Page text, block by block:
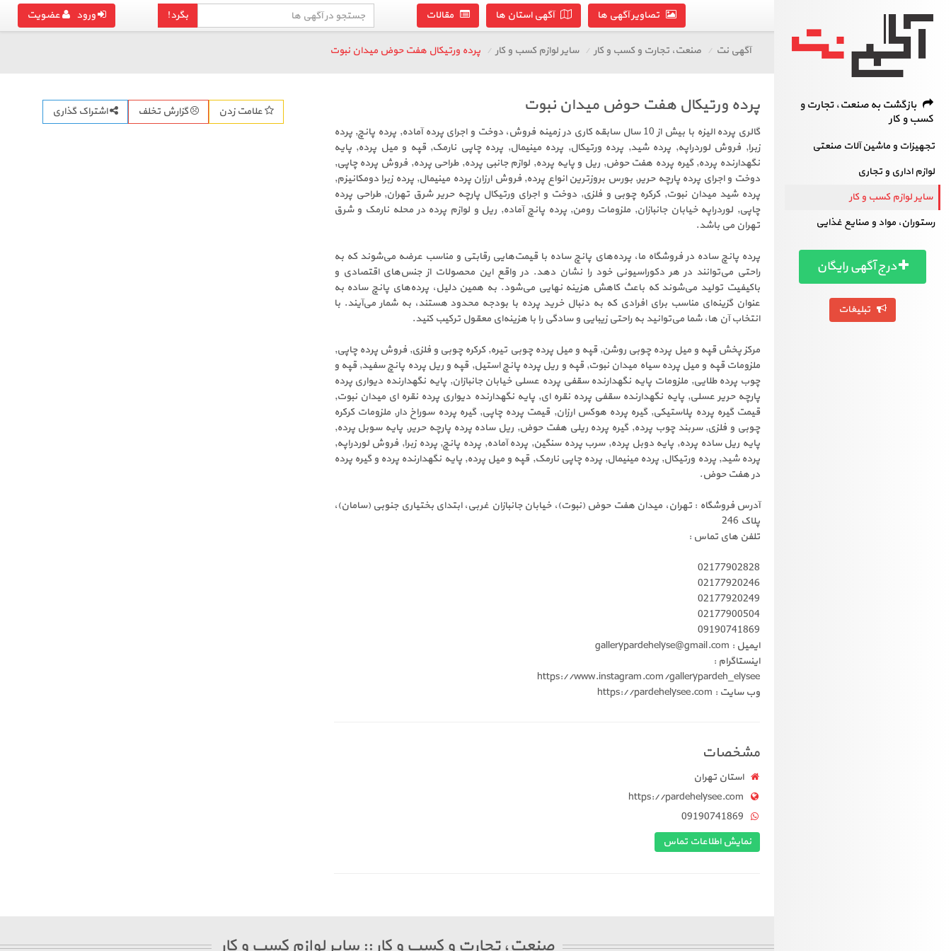
ورود عضویت بگرد! تصاویر آگهی ها آگهی استان ها مقالات
بازگشت به صنعت، تجارت و
کسب و کار
تجهیزات و ماشین آلات صنعتی
لوازم اداری و تجاری
سایر لوازم کسب و کار
رستوران، مواد و صنایع غذایی
درج آگهی رایگان
تبلیغات
آگهی نت صنعت، تجارت و کسب و کار سایر لوازم کسب و کار پرده ورتیکال هفت حوض میدان نبوت
پرده ورتیکال هفت حوض میدان نبوت
گالری پرده الیزه با بیش از 10 سال سابقه کاری در زمینه فروش، دوخت و اجرای پرده آماده, پرده پانچ, پرده
زبرا, فروش لوردراپه, پرده شید, پرده ورتیکال, پرده مینیمال, پرده چاپی نارمک, قپه و میل پرده, پایه
نگهدارنده پرده, گیره پرده هفت حوض, ریل و پایه پرده, لوازم جانبی پرده, طراحی پرده, فروش پرده چاپی,
دوخت و اجرای پرده پارچه حریر, بورس بروزترین انواع پرده, فروش ارزان پرده مینیمال, پرده زبرا دومکانیزم,
پرده شید میدان نبوت, کرکره چوبی و فلزی, دوخت و اجرای ورتیکال پارچه حریر شرق تهران, طراحی پرده
چاپی, لوردراپه خیابان جانبازان, ملزومات رومن, پرده پانچ آماده, ریل و لوازم پرده در محله نارمک و شرق
تهران می باشد.
پرده پانچ ساده در فروشگاه ما، پرده‌های پانچ ساده با قیمت‌هایی رقابتی و مناسب عرضه می‌شوند که به
راحتی می‌توانند در هر دکوراسیونی خود را نشان دهد. در واقع این محصولات از جنس‌های اقتصادی و
باکیفیت تولید می‌شوند که باعث کاهش هزینه نهایی می‌شود. به همین دلیل، پرده‌های پانچ ساده به
عنوان گزینه‌ای مناسب برای افرادی که به دنبال خرید پرده با بودجه محدود هستند، به شمار می‌آیند. با
انتخاب آن ها، شما می‌توانید به راحتی زیبایی و سادگی را با هزینه‌ای معقول ترکیب کنید.
مرکز پخش قپه و میل پرده چوبی روشن, قپه و میل پرده چوبی تیره, کرکره چوبی و فلزی, فروش پرده چاپی,
ملزومات قپه و میل پرده سیاه میدان نبوت, قپه و ریل پرده پانچ استیل, قپه و ریل پرده پانچ سفید, قپه و
چوب پرده طلایی, ملزومات پایه نگهدارنده سقفی پرده عسلی خیابان جانبازان, پایه نگهدارنده دیواری پرده
پارچه حریر عسلی, پایه نگهدارنده سقفی پرده نقره ای, پایه نگهدارنده دیواری پرده نقره ای میدان نبوت,
قیمت گیره پرده پلاستیکی, گیره پرده هوکس ارزان, قیمت پرده چاپی, گیره پرده سوراخ دار, ملزومات کرکره
چوبی و فلزی, سربند چوب پرده, گیره پرده ریلی هفت حوض, ریل ساده پرده پارچه حریر, پایه سوبل پرده,
پایه ریل ساده پرده, پایه دوبل پرده, سرب پرده سنگین, پرده آماده, پرده پانچ, پرده زبرا, فروش لوردراپه,
پرده شید, پرده ورتیکال, پرده مینیمال, پرده چاپی نارمک, قپه و میل پرده, پایه نگهدارنده پرده و گیره پرده
در هفت حوض.
آدرس فروشگاه : تهران، میدان هفت حوض (نبوت)، خیابان جانبازان غربی، ابتدای بختیاری جنوبی (سامان)،
پلاک 246
تلفن های تماس :
02177902828
02177920246
02177920249
02177900504
09190741869
ایمیل : gallerypardehelyse@gmail.com
اینستاگرام :
https://www.instagram.com/gallerypardeh_elysee
وب سایت : https://pardehelysee.com
مشخصات
استان تهران
https://pardehelysee.com
09190741869
نمایش اطلاعات تماس
علامت زدن گزارش تخلف اشتراک گذاری